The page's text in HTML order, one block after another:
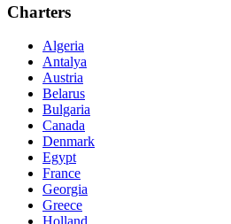
Charters
Algeria
Antalya
Austria
Belarus
Bulgaria
Canada
Denmark
Egypt
France
Georgia
Greece